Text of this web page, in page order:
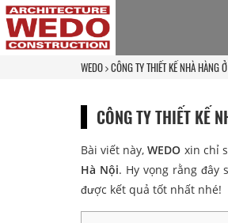
WEDO CÔNG TY THIẾT KẾ NHÀ HÀNG
CÔNG TY THIẾT KẾ
Bài viết này,WEDO xin chỉ
Hà Nội. Hy vọng rằng
được kết quả tốt nhất nhé!